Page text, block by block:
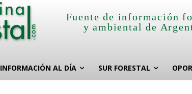
Fuente de información
y ambiental de
INFORMACIÓN AL DÍA SUR FORESTAL